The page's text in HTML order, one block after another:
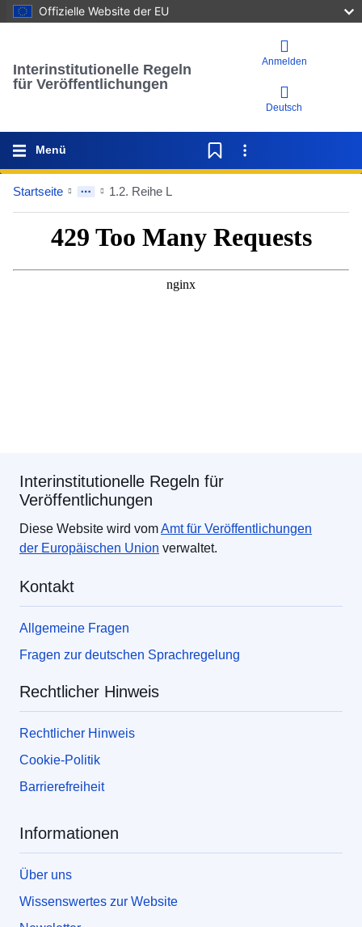
Offizielle Website der EU
Interinstitutionelle Regeln
für Veröffentlichungen
Anmelden
Deutsch
Menü
Startseite 1.2. Reihe L
Interinstitutionelle Regeln für
Veröffentlichungen
Diese Website wird vomAmt für Veröffentlichungen
der Europäischen Union verwaltet.
Kontakt
Allgemeine Fragen
Fragen zur deutschen Sprachregelung
Rechtlicher Hinweis
Rechtlicher Hinweis
Cookie-Politik
Barrierefreiheit
Informationen
Über uns
Wissenswertes zur Website